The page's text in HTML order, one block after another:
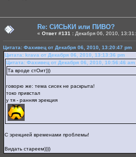
Re: СИСЬКИ или ПИВО?
« Ответ #131 : Декабря 06, 2010,
Цитата: Фахивец от Декабря 06, 2010, 13:20:47 pm
Цитата: krava от Декабря 06, 2010, 13:13:36 pm
Цитата: Фахивец от Декабря 06, 2010, 10:56:46 am
Та вроде стОит)))
говорю же: тема сисек не раскрыта!
токо привстал
у тя - ранняя эрекция
С эрекцией временами проблемы!
Видать стареем))))